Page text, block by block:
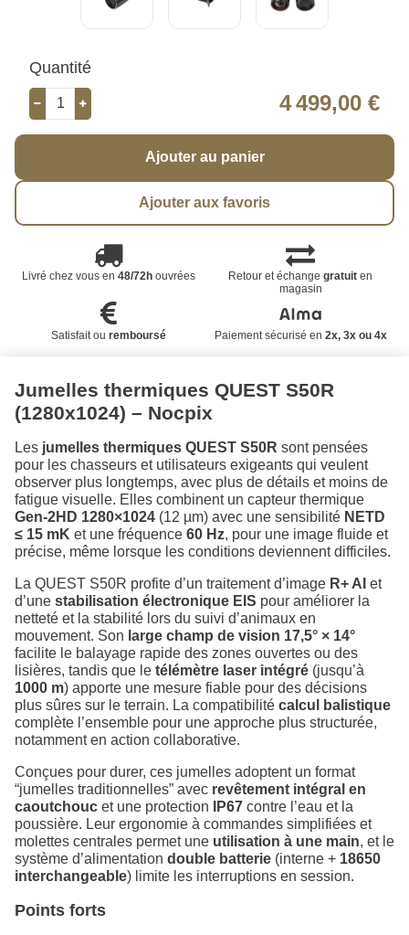
Quantité
4 499,00 €
Ajouter au panier
Ajouter aux favoris
Livré chez vous en 48/72houvrées Retour et échangegratuit en
magasin
Satisfait ou remboursé Paiement sécurisé en 2x, 3x ou 4x
Jumelles thermiques QUEST S50R
(1280x1024) – Nocpix
Les jumelles thermiques QUEST S50R sont pensées
pour les chasseurs et utilisateurs exigeants qui veulent
observer plus longtemps, avec plus de détails et moins de
fatigue visuelle. Elles combinent un capteur thermique
Gen-2HD 1280×1024 (12 µm) avec une sensibilité NETD
≤ 15 mK et une fréquence 60 Hz, pour une image fluide et
précise, même lorsque les conditions deviennent difficiles.
La QUEST S50R profite d’un traitement d’image R+ AI et
d’une stabilisation électronique EIS pour améliorer la
netteté et la stabilité lors du suivi d’animaux en
mouvement. Son large champ de vision 17,5° × 14°
facilite le balayage rapide des zones ouvertes ou des
lisières, tandis que le télémètre laser intégré (jusqu’à
1000 m) apporte une mesure fiable pour des décisions
plus sûres sur le terrain. La compatibilité calcul balistique
complète l’ensemble pour une approche plus structurée,
notamment en action collaborative.
Conçues pour durer, ces jumelles adoptent un format
“jumelles traditionnelles” avec revêtement intégral en
caoutchouc et une protection IP67 contre l’eau et la
poussière. Leur ergonomie à commandes simplifiées et
molettes centrales permet une utilisation à une main, et le
système d’alimentation double batterie (interne + 18650
interchangeable) limite les interruptions en session.
Points forts